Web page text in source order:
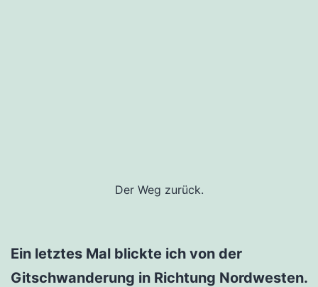
Der Weg zurück.
Ein letztes Mal blickte ich von der
Gitschwanderung in Richtung Nordwesten.